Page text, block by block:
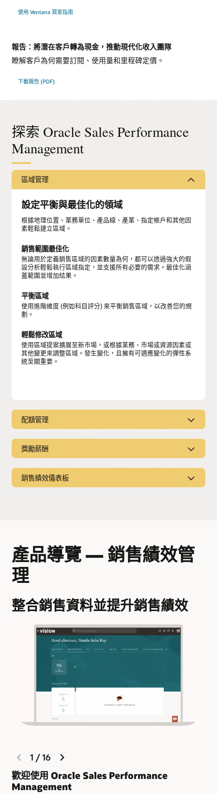
使用 Ventana 買家指南
報告：將潛在客戶轉為現金，推動現代化收入團隊
瞭解客戶為何需要訂閱、使用量和里程碑定價。
下載報告 (PDF)
探索 Oracle Sales Performance
Management
區域管理
設定平衡與最佳化的領域
根據地理位置、業務單位、產品線、產業、指定帳戶和其他因
素輕鬆建立區域。
銷售範圍最佳化
無論用於定義銷售區域的因素數量為何，都可以透過強大的假
設分析輕鬆執行區域指定，並支援所有必要的需求。最佳化涵
蓋範圍並增加結果。
平衡區域
使用進階維度 (例如科目評分) 來平衡銷售區域，以改善您的規
劃。
輕鬆修改區域
使用區域提案擴展至新市場，或根據業務、市場或資源因素或
其他變更來調整區域。發生變化，且擁有可適應變化的彈性系
統至關重要。
配額管理
銷售配額與公司目標、個別銷售人員目標與績效準則保持一
致。根據您區域的完整收入潛力，設定公平且可達成的目標。
進階配額規劃
根據準確的銷售情報 (而非直覺) 計算正確大小的配額，以改善
調整與修改配額
透過規劃季節性，並使用最壞情況、最佳案例和保守的假設情
境與基本計畫進行比較，以領先市場、業務和團隊變化。
互連配額管理
將配額配置給區域和銷售資源、將預測與這些配額進行比較，
以監控和追蹤銷售情況，並以任何新的或已變更的配額指派持
配額管理的重要性 (PDF)
獎勵薪酬
計算變動銷售薪酬
HCM 整合，以獲得正確的薪酬積分。使用強大的假設模型製作
完整且準確的薪酬
無需收集和編譯所需的資料，即可準確地規劃、管理和支付薪
酬。計畫、貸方及付款可以在完整的單一套件中，跨
調整複雜的變動薪酬計劃
疊銷售積分分配，以及階層累計規則也能加以處理。
透過正確的現金和非現金獎勵餘額來激勵賣家並創造更多收
入，同時透過進度追蹤和遊戲化讓賣家持續參與。
預估薪酬發放
鼓勵您的銷售團隊將機會資料保持在最新狀態，並在報價流程
中提供完整的薪酬可見性，以防止「影子會計」。
爭議管理與解決
超越您最大的挑戰，並保持領先薪酬曲線 (PDF)
透過付款和獎勵激勵並獎勵您的頂尖銷售人員 (PDF)
銷售績效儀表板
產品導覽 — 銷售績效管
理
整合銷售資料並提升銷售績效
previous
slide
1 /16
歡迎使用 Oracle Sales Performance
Management